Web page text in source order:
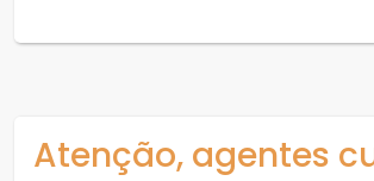
Atenção, agentes